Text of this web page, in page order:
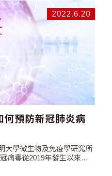
行管理條例」，目前皆在立
據再生三法草
用人類自己或異體細胞、胞
之製劑或技術。此定義對於
篇章。原本的特管法只核准
管理條例」草案中，明令
。且以往傳統化學或生物
做完都超過15年，但是草
失能之疾病，需完成二期
療效，可以有條件核予許
。若無法變成產品的，也會
胞製成，縮短臨床治療應用
、法規面及政策面相連結。
府挹注於生醫產業的金源，
本，再者建立了與產業界的
案中說明，再生製劑是取自
製造或輸入業者需確認來源
何預防新冠肺炎病
2022.6.20
大學微生物及免疫學研究所